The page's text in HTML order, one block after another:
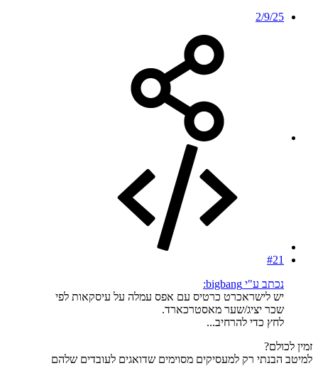
2/9/25
#21
נכתב ע"י bigbang:
יש לישראכרט כרטיס עם אפס עמלה על עיסקאות לפי
שכר יציג/שער מאסטרכארד.
לחץ כדי להרחיב...
זמין לכולם?
למיטב הבנתי רק למעסיקים מסוימים שדואגים לעובדים שלהם